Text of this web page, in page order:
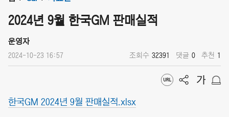
2024년 9월 한국GM 판매실적
운영자
2024-10-23 16:57 조회수 32391 댓글 0 추천 1
한국GM 2024년 9월 판매실적.xlsx